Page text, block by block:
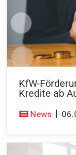
KfW-
Kredite ab
News